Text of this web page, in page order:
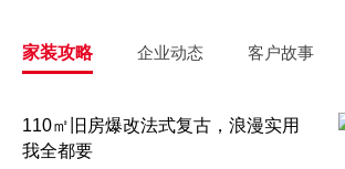
家装攻略 企业动态 客户故事
110㎡旧房爆改法式复古，浪漫实用
我全都要